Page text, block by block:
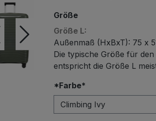
Größe
Größe L:
Außenmaß (HxBxT): 75 x
Die typische Größe für
entspricht die Größe L
*Farbe*